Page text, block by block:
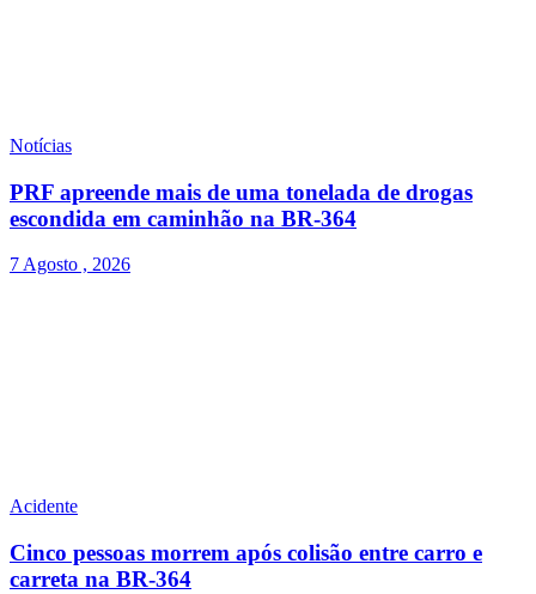
Notícias
PRF apreende mais de uma tonelada de drogas
escondida em caminhão na BR-364
7 Agosto , 2026
Acidente
Cinco pessoas morrem após colisão entre carro e
carreta na BR-364